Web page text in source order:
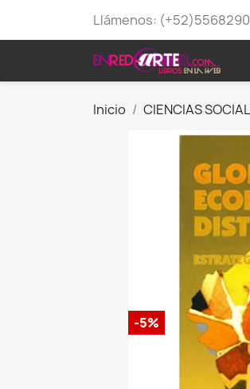
Llámenos:
Inicio CIENCIAS
-5%